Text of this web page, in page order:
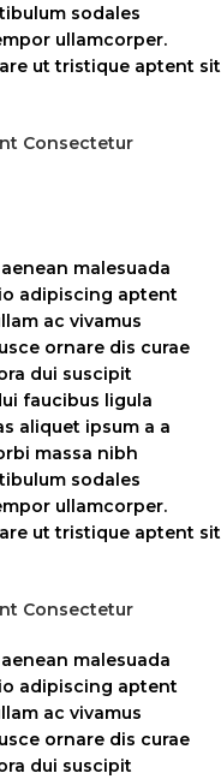
sodales
ullamcorper.
ut tristique aptent sit
Consectetur
malesuada
adipiscing aptent
ac vivamus
ornare dis curae
dui suscipit
faucibus ligula
aliquet ipsum a a
massa nibh
sodales
ullamcorper.
ut tristique aptent sit
Consectetur
malesuada
adipiscing aptent
ac vivamus
ornare dis curae
dui suscipit